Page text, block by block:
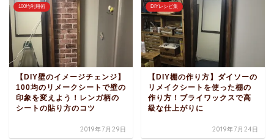
100均利用術
【DIY壁のイメージチェンジ】
100均のリメークシートで壁の
印象を変えよう！レンガ柄の
シートの貼り方のコツ
2019年7月29日
DIYレシピ集
【DIY棚の作り方】ダイソーの
リメイクシートを使った棚の
作り方！ブライワックスで高
級な仕上がりに
2019年7月24日